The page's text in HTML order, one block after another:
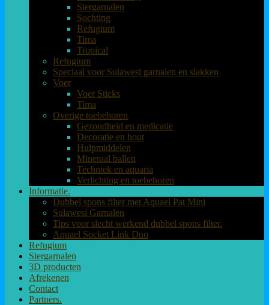
Siergarnalen
Sochting
Refugium
Tima
Tropical
Refugium
Speciaal voor Sulawesi garnalen en slakken
Voer
Voer Sticks
Tima
Overige toebehoren
Gezondheid en medicatie
Decoratie en hout
Hulpmiddelen
Mineraal ballen
Techniek en aquaria
Verlichting en toebehoren
Informatie.
Dubbel spons filter met Aquael Pat Mini
Sulawesi Garnalen
Tips voor slecht werkend dubbel spons filter.
Aquael Socket Link Duo
Refugium
Siergarnalen
3D producten
Afrekenen
Contact
Partners.